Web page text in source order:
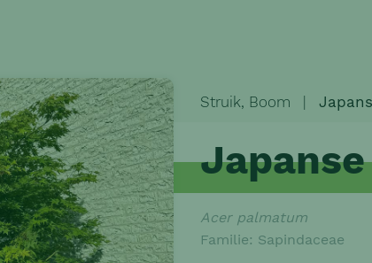
Struik, Boom
Acer palmatum
Familie: Sapindaceae